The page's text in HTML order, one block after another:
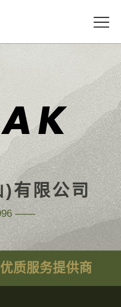
)有限公司
——
质服务提供商